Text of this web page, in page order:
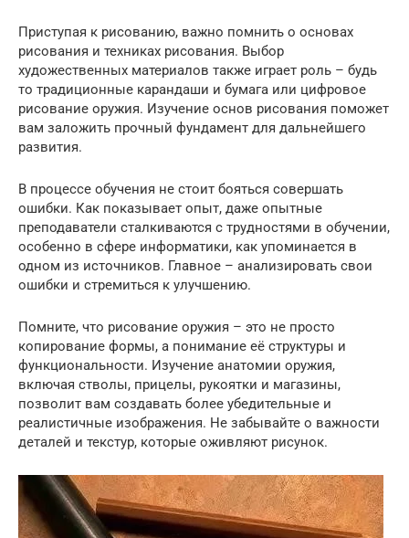
Приступая к рисованию, важно помнить о основах
рисования и техниках рисования. Выбор
художественных материалов также играет роль – будь
то традиционные карандаши и бумага или цифровое
рисование оружия. Изучение основ рисования поможет
вам заложить прочный фундамент для дальнейшего
развития.
В процессе обучения не стоит бояться совершать
ошибки. Как показывает опыт, даже опытные
преподаватели сталкиваются с трудностями в обучении,
особенно в сфере информатики, как упоминается в
одном из источников. Главное – анализировать свои
ошибки и стремиться к улучшению.
Помните, что рисование оружия – это не просто
копирование формы, а понимание её структуры и
функциональности. Изучение анатомии оружия,
включая стволы, прицелы, рукоятки и магазины,
позволит вам создавать более убедительные и
реалистичные изображения. Не забывайте о важности
деталей и текстур, которые оживляют рисунок.